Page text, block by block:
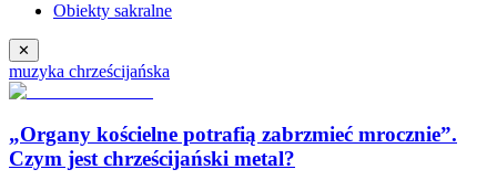
Obiekty sakralne
✕
muzyka chrześcijańska
„Organy kościelne potrafią zabrzmieć mrocznie”.
Czym jest chrześcijański metal?